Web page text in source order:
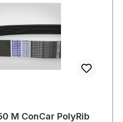
M ConCar PolyRib